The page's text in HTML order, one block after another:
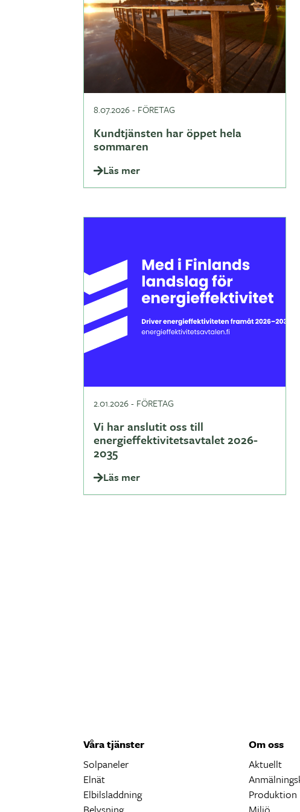
8.07.2026- FÖRETAG
Kundtjänsten har öppet hela
sommaren
Läs mer
2.01.2026- FÖRETAG
Vi har anslutit oss till
energieffektivitetsavtalet 2026-
2035
Läs mer
Våra tjänster
Solpaneler
Elnät
Elbilsladdning
Om oss
Aktuellt
Produktion